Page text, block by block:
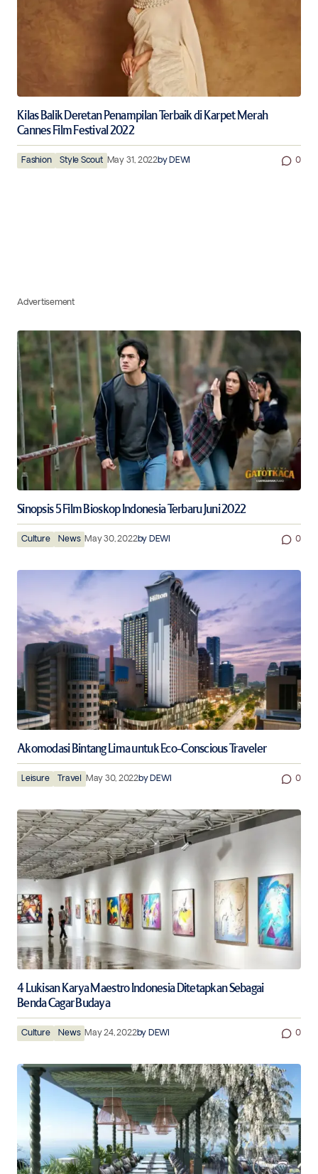
Kilas Balik Deretan Penampilan Terbaik di Karpet Merah
Cannes Film Festival 2022
Fashion Style Scout May 31, 2022byDEWI 0
Advertisement
Sinopsis 5 Film Bioskop Indonesia Terbaru Juni 2022
Culture News May 30, 2022by DEWI 0
Akomodasi Bintang Lima untuk Eco-Conscious Traveler
Leisure Travel May 30, 2022byDEWI 0
4 Lukisan Karya Maestro Indonesia Ditetapkan Sebagai
Benda Cagar Budaya
Culture News May 24, 2022by DEWI 0